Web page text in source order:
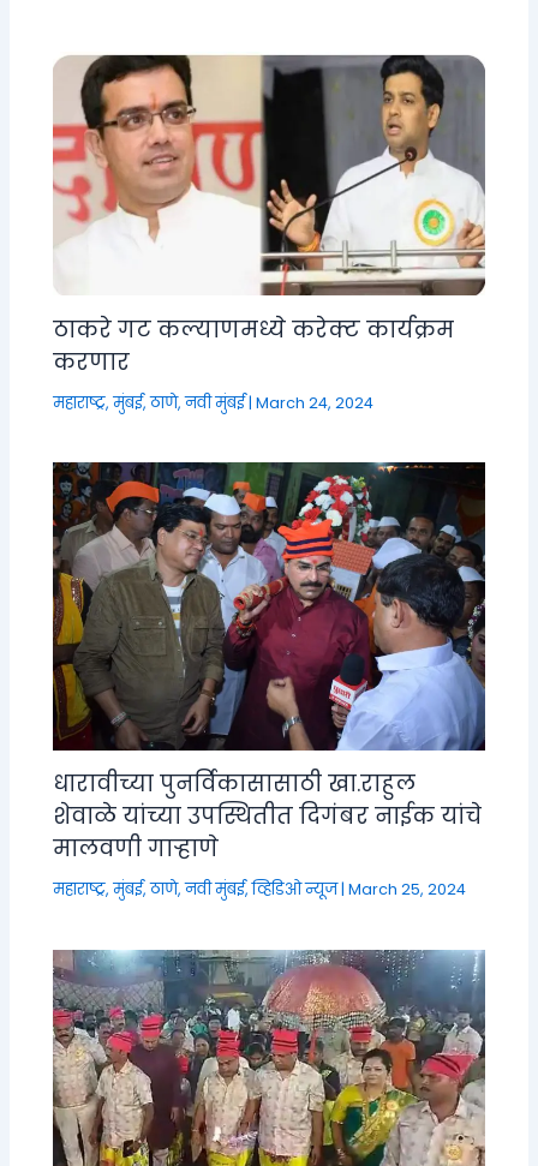
ठाकरे गट कल्याणमध्ये करेक्ट कार्यक्रम
करणार
महाराष्ट्र,मुंबई, ठाणे, नवी मुंबई|March 24, 2024
धारावीच्या पुनर्विकासासाठी खा.राहुल
शेवाळे यांच्या उपस्थितीत दिगंबर नाईक यांचे
मालवणी गाऱ्हाणे
महाराष्ट्र,मुंबई, ठाणे, नवी मुंबई,व्हिडिओ न्यूज|March 25, 2024